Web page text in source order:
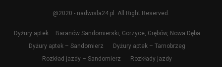
@2020 - nadwisla24.pl. All Right Reserved.
Dyżury aptek – Baranów Sandomierski, Gorzyce, Grębów, Nowa Dęba
Dyżury aptek – Sandomierz
Dyżury aptek – Tarnobrzeg
Rozkład jazdy – Sandomierz
Rozkłady jazdy